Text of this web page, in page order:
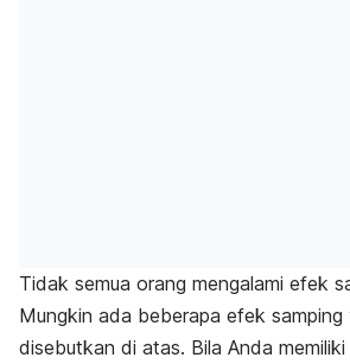
Tidak semua orang mengalami efek
Mungkin ada beberapa efek
disebutkan di atas. Bila Anda